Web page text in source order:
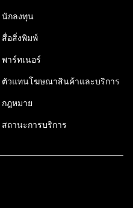
นักลงทุน
สื่อสิ่งพิมพ์
พาร์ทเนอร์
ตัวแทนโฆษณาสินค้าและบริการ
กฎหมาย
สถานะการบริการ